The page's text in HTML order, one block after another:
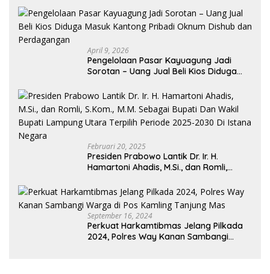
April 9, 2026
Pengelolaan Pasar Kayuagung Jadi
Sorotan – Uang Jual Beli Kios Diduga
dan Perdagangan
Februari 20, 2025
Presiden Prabowo Lantik Dr. Ir. H.
Hamartoni Ahadis, M.Si., dan Romli,
Bupati Lampung Utara Terpilih Periode
2025-2030 Di Istana Negara
September 16, 2024
Perkuat Harkamtibmas Jelang Pilkada
2024, Polres Way Kanan Sambangi